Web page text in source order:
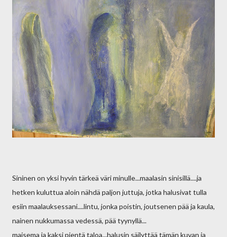
Sininen on yksi hyvin tärkeä väri minulle...maalasin sinisillä....ja
hetken kuluttua aloin nähdä paljon juttuja, jotka halusivat tulla
esiin maalauksessani....lintu, jonka poistin, joutsenen pää ja kaula,
nainen nukkumassa vedessä, pää tyynyllä...
maisema ja kaksi pientä taloa...halusin säilyttää tämän kuvan ja